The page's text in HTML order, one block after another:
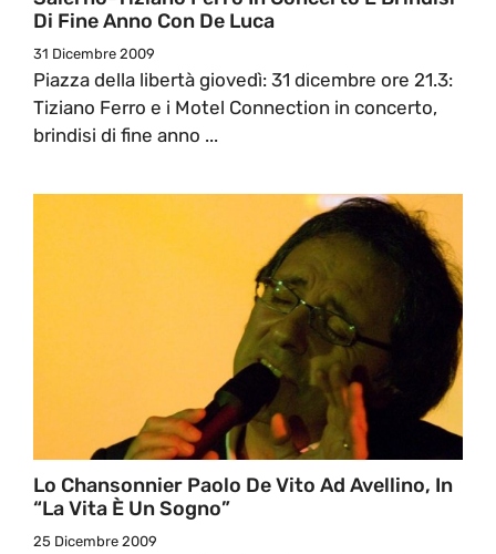
Di Fine Anno Con De Luca
31 Dicembre 2009
Piazza della libertà giovedì: 31 dicembre ore 21.3:
Tiziano Ferro e i Motel Connection in concerto,
brindisi di fine anno ...
Lo Chansonnier Paolo De Vito Ad Avellino, In
“La Vita È Un Sogno”
25 Dicembre 2009